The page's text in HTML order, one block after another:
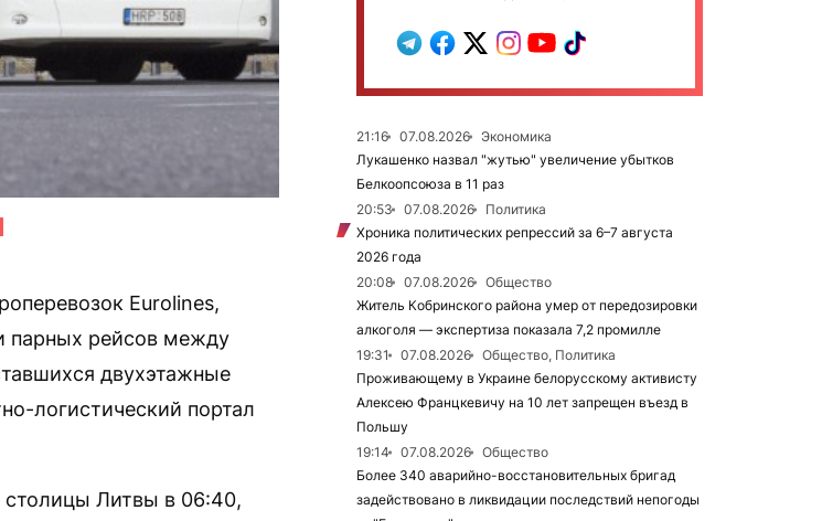
Eurolines,
парных рейсов между
двухэтажные
логистический портал
столицы Литвы в 06:40,
21:16 07.08.2026
Экономика
Лукашенко назвал "жутью" увеличение убытков
Белкоопсоюза в 11 раз
20:53
07.08.2026
Политика
Хроника политических репрессий за 6–7 августа
2026 года
20:08
07.08.2026
Общество
Житель Кобринского района умер от передозировки
алкоголя — экспертиза показала 7,2 промилле
19:31
07.08.2026
Общество, Политика
Проживающему в Украине белорусскому активисту
Алексею Францкевичу на 10 лет запрещен въезд в
Польшу
19:14
07.08.2026
Общество
Более 340 аварийно-восстановительных бригад
задействовано в ликвидации последствий непогоды